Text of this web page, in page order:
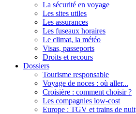
La sécurité en voyage
Les sites utiles
Les assurances
Les fuseaux horaires
Le climat, la météo
Visas, passeports
Droits et recours
Dossiers
Tourisme responsable
Voyage de noces : où aller...
Croisière : comment choisir ?
Les compagnies low-cost
Europe : TGV et trains de nuit